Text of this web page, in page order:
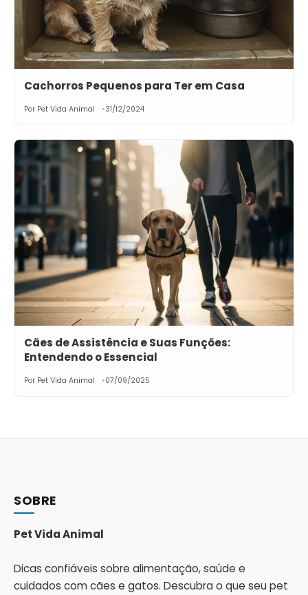
Cachorros Pequenos para Ter em Casa
Por Pet Vida Animal 31/12/2024
Cães de Assistência e Suas Funções:
Entendendo o Essencial
Por Pet Vida Animal 07/09/2025
SOBRE
Pet Vida Animal
Dicas confiáveis sobre alimentação, saúde e
cuidados com cães e gatos. Descubra o que seu pet